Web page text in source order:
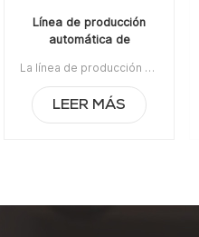
Línea de producción
automática de
alimentos enlatados
para nueces
La línea de producción automática de envasado y llenado de alimentos enlatados para nueces es adecuada y ampliamente utilizada en Ampliamente utilizado en las industrias alimentaria, química, farmacéutica y de bebidas.Artículo No:UT-Línea1La orden mínima:1Pago:TTPuerto de embarque:CantónRegión original:Guangzhou, ChinaTiempo de espera:30 días después de recibir el depósito
LEER MÁS